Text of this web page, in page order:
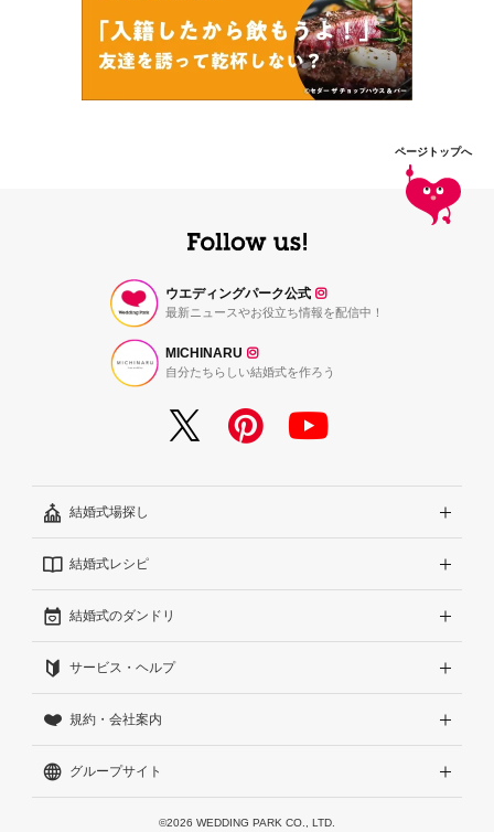
ページトップへ
ウエディングパーク公式
最新ニュースやお役立ち情報を配信中！
MICHINARU
自分たちらしい結婚式を作ろう
結婚式場探し
エリアから探す
こだわりから探す
雰囲気から探す
見積りから探す
ランキングから探す
アワード受賞会場から探す
結婚式レシピ
結婚式準備レポート『ハナレポ』
結婚式当日の動画『ムビレポ』
結婚式のダンドリ
結婚準備ガイド
Wedding Park Magazine
結婚お悩みQ&A
サービス・ヘルプ
サイトコンセプト
はじめての方へ
運営方針（クチコミへの取り組み）
規約・会社案内
利用規約
プライバシーポリシー
グループサイト
Wedding Park 海外©2026 WEDDING PARK CO., LTD.